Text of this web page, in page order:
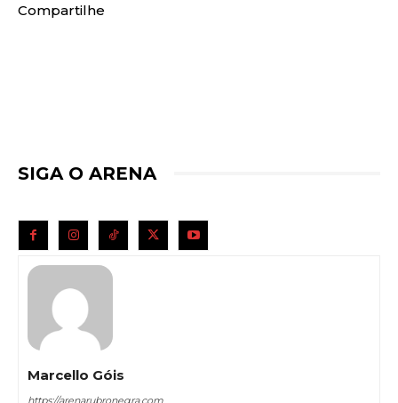
Compartilhe
SIGA O ARENA
Marcello Góis
https://arenarubronegra.com